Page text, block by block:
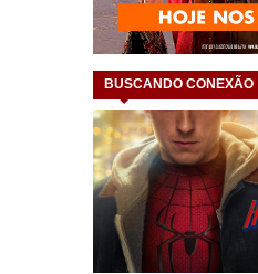
BUSCANDO CONEXÃO